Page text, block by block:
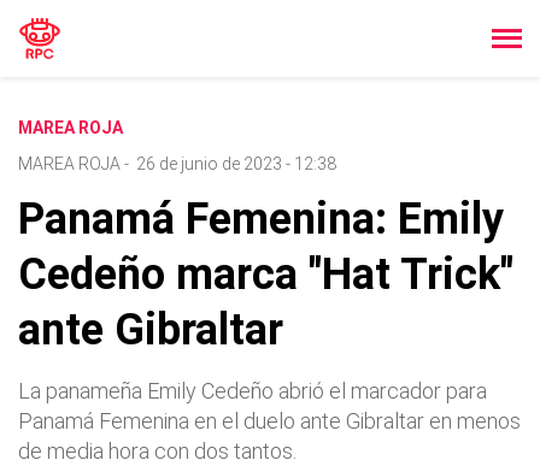
MAREA ROJA
MAREA ROJA - 26 de junio de 2023 - 12:38
Panamá Femenina: Emily
Cedeño marca "Hat Trick"
ante Gibraltar
La panameña Emily Cedeño abrió el marcador para
Panamá Femenina en el duelo ante Gibraltar en menos
de media hora con dos tantos.